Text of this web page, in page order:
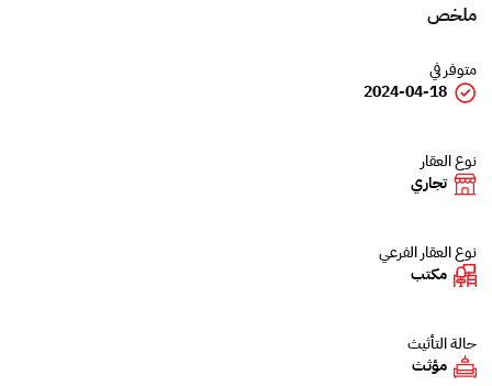
ملخص
متوفر في
2024-04-18
نوع العقار
تجاري
نوع العقار الفرعي
مكتب
حالة التأثيث
مؤثث